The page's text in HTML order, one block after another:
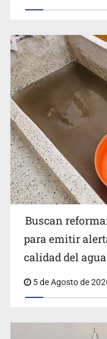
Buscan reformar
alertas sanitarias
Citarían a Medrano
vecinos de Mirador
Buscan
para emitir
calidad del agua
5 de Agosto de